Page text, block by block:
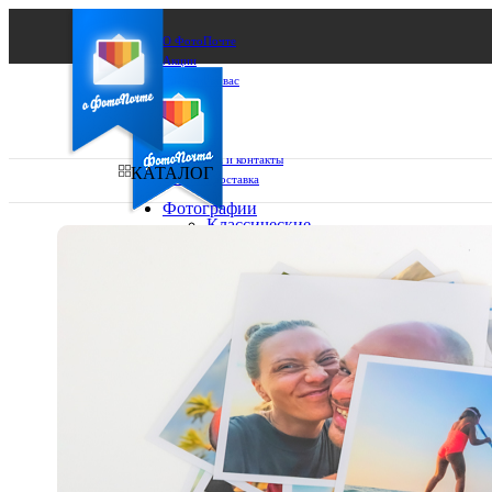
О ФотоПочте
Акции
Сделаем за вас
Бизнесу
FAQ
Франшиза
Поддержка и контакты
Оплата и доставка
Выберите из списка:
КАТАЛОГ
Фотографии
Классические
10х15
15х15
15х20
20х20
20х30
30х30
30х40
Фото
в